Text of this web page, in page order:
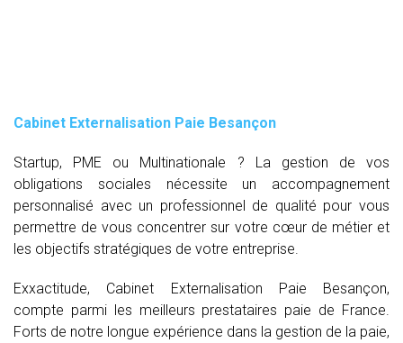
Cabinet Externalisation Paie Besançon
Startup, PME ou Multinationale ? La gestion de vos
obligations sociales nécessite un accompagnement
personnalisé avec un professionnel de qualité pour vous
permettre de vous concentrer sur votre cœur de métier et
les objectifs stratégiques de votre entreprise.
Exxactitude, Cabinet Externalisation Paie Besançon,
compte parmi les meilleurs prestataires paie de France.
Forts de notre longue expérience dans la gestion de la paie,